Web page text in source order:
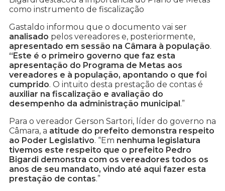
como instrumento de fiscalização
Gastaldo informou que o documento vai ser
analisado pelos vereadores e, posteriormente,
apresentado em sessão na Câmara à população.
“Este é o primeiro governo que faz esta
apresentação do Programa de Metas aos
vereadores e à população, apontando o que foi
cumprido. O intuito desta prestação de contas é
auxiliar na fiscalização e avaliação do
desempenho da administração municipal.”
Para o vereador Gerson Sartori, líder do governo na
Câmara, a atitude do prefeito demonstra respeito
ao Poder Legislativo. “Em nenhuma legislatura
tivemos este respeito que o prefeito Pedro
Bigardi demonstra com os vereadores todos os
anos de seu mandato, vindo até aqui fazer esta
prestação de contas.”